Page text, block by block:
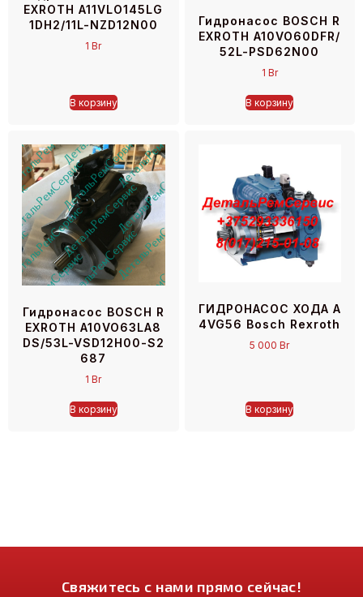
EXROTH A11VLO145LG
1DH2/11L-NZD12N00
1Br
В корзину
Гидронасос BOSCH R
EXROTH A10VO60DFR/
52L-PSD62N00
1 Br
В корзину
Гидронасос BOSCH R
EXROTH A10VO63LA8
DS/53L-VSD12H00-S2
687
1Br
В корзину
ГИДРОНАСОС ХОДА A
4VG56 Bosch Rexroth
5 000Br
В корзину
Свяжитесь с нами прямо сейчас!